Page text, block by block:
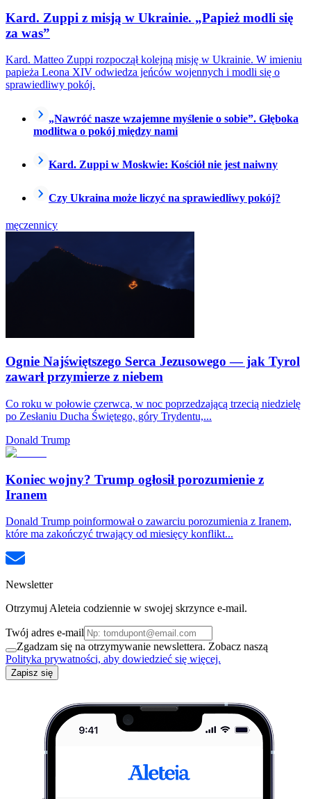
Kard. Zuppi z misją w Ukrainie. „Papież modli się
za was”
Kard. Matteo Zuppi rozpoczął kolejną misję w Ukrainie. W imieniu
papieża Leona XIV odwiedza jeńców wojennych i modli się o
sprawiedliwy pokój.
„Nawróć nasze wzajemne myślenie o sobie”. Głęboka
modlitwa o pokój między nami
Kard. Zuppi w Moskwie: Kościół nie jest naiwny
Czy Ukraina może liczyć na sprawiedliwy pokój?
męczennicy
Ognie Najświętszego Serca Jezusowego — jak Tyrol
zawarł przymierze z niebem
Co roku w połowie czerwca, w noc poprzedzającą trzecią niedzielę
po Zesłaniu Ducha Świętego, góry Trydentu,...
Donald Trump
Koniec wojny? Trump ogłosił porozumienie z
Iranem
Donald Trump poinformował o zawarciu porozumienia z Iranem,
które ma zakończyć trwający od miesięcy konflikt...
Newsletter
Otrzymuj Aleteia codziennie w swojej skrzynce e-mail.
Twój adres e-mail
Zgadzam się na otrzymywanie newslettera. Zobacz naszą
Polityka prywatności, aby dowiedzieć się więcej.
Zapisz się